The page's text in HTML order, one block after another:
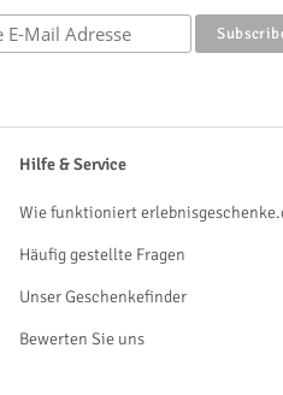
Hilfe & Service
Wie funktioniert
Häufig gestellte Fragen
Unser Geschenkefinder
Bewerten Sie uns